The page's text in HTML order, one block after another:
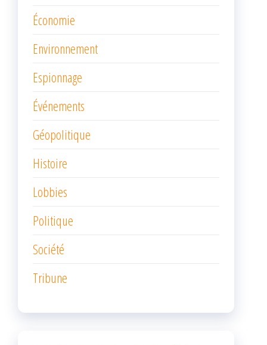
Économie
Environnement
Espionnage
Événements
Géopolitique
Histoire
Lobbies
Politique
Société
Tribune